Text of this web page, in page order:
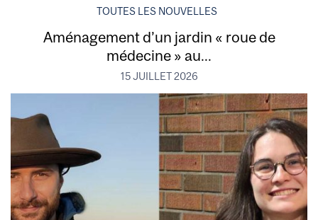
TOUTES LES NOUVELLES
Aménagement d’un jardin « roue de
médecine » au...
15 JUILLET 2026